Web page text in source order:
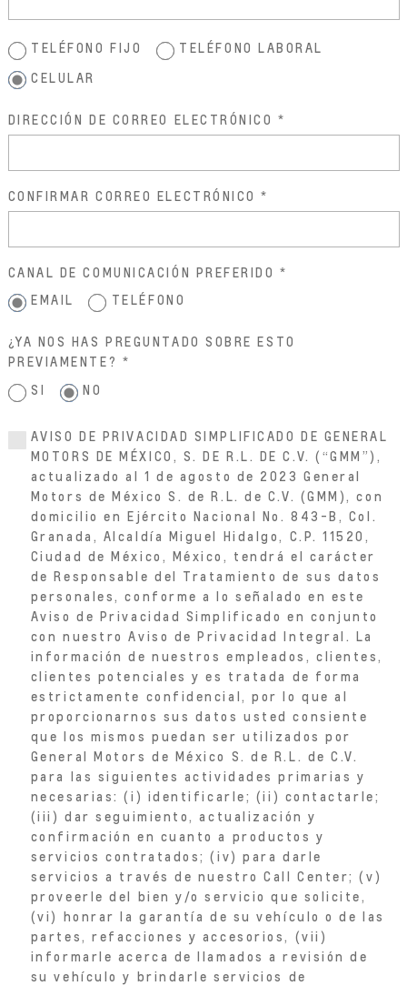
TELÉFONO FIJO
TELÉFONO LABORAL
CELULAR
DIRECCIÓN DE CORREO ELECTRÓNICO
CONFIRMAR CORREO ELECTRÓNICO
CANAL DE COMUNICACIÓN PREFERIDO
EMAIL
TELÉFONO
¿YA NOS HAS PREGUNTADO SOBRE ESTO
PREVIAMENTE?
SI
NO
AVISO DE PRIVACIDAD SIMPLIFICADO DE GENERAL
MOTORS DE MÉXICO, S. DE R.L. DE C.V. (“GMM”),
actualizado al 1 de agosto de 2023 General
Motors de México S. de R.L. de C.V. (GMM), con
domicilio en Ejército Nacional No. 843-B, Col.
Granada, Alcaldía Miguel Hidalgo, C.P. 11520,
Ciudad de México, México, tendrá el carácter
de Responsable del Tratamiento de sus datos
personales, conforme a lo señalado en este
Aviso de Privacidad Simplificado en conjunto
con nuestro Aviso de Privacidad Integral. La
información de nuestros empleados, clientes,
clientes potenciales y es tratada de forma
estrictamente confidencial, por lo que al
proporcionarnos sus datos usted consiente
que los mismos puedan ser utilizados por
General Motors de México S. de R.L. de C.V.
para las siguientes actividades primarias y
necesarias: (i) identificarle; (ii) contactarle;
(iii) dar seguimiento, actualización y
confirmación en cuanto a productos y
servicios contratados; (iv) para darle
servicios a través de nuestro Call Center; (v)
proveerle del bien y/o servicio que solicite,
(vi) honrar la garantía de su vehículo o de las
partes, refacciones y accesorios, (vii)
informarle acerca de llamados a revisión de
su vehículo y brindarle servicios de